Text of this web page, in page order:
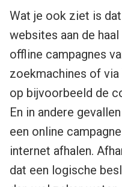
Wat je ook ziet is
websites aan de
offline campagnes
zoekmachines of via
op bijvoorbeeld de
En in andere
een online
internet afhalen.
dat een logische